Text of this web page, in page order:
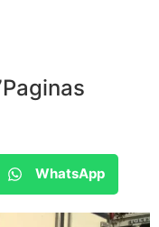
WhatsApp